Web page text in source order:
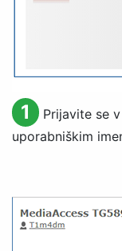
1
Prijavite se
uporabniškim